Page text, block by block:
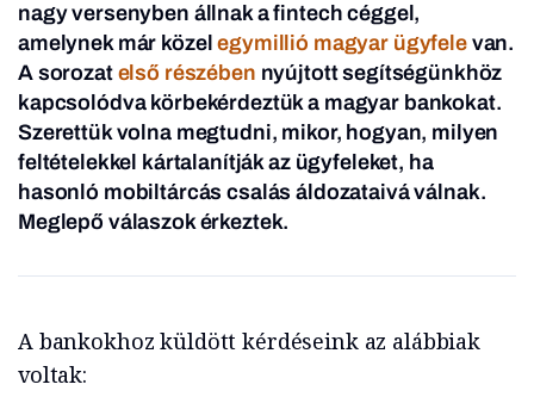
nagy versenyben állnak a fintech céggel,
amelynek már közelegymillió magyar ügyfelevan.
A sorozat első részében nyújtott segítségünkhöz
kapcsolódva körbekérdeztük a magyar bankokat.
Szerettük volna megtudni, mikor, hogyan, milyen
feltételekkel kártalanítják az ügyfeleket, ha
hasonló mobiltárcás csalás áldozataivá válnak.
Meglepő válaszok érkeztek.
A bankokhoz küldött kérdéseink az alábbiak
voltak: